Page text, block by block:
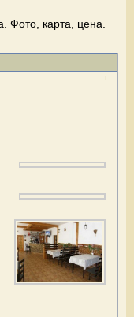
Фото, карта, цена.